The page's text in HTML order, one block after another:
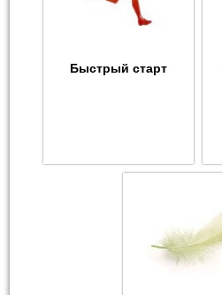
Быстрый старт